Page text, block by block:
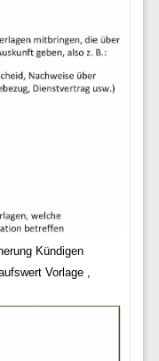
Kündigen
Vorlage ,